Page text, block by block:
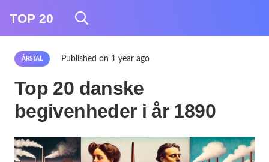
TOP 20
ÅRSTAL Published on 1 year ago
Top 20 danske
begivenheder i år 1890